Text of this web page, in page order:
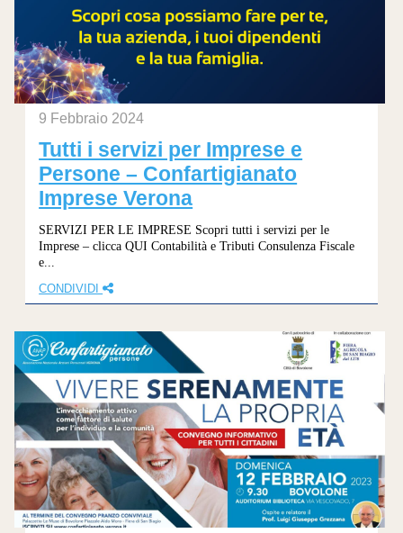
9 Febbraio 2024
Tutti i servizi per Imprese e
Persone – Confartigianato
Imprese Verona
SERVIZI PER LE IMPRESE Scopri tutti i servizi per le
Imprese – clicca QUI Contabilità e Tributi Consulenza Fiscale
e...
CONDIVIDI